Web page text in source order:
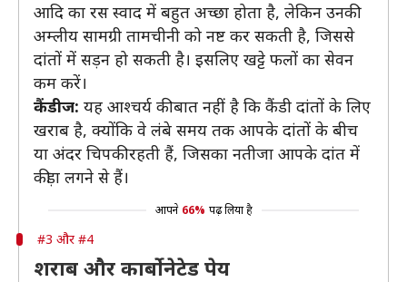
आदि का रस स्वाद में बहुत अच्छा होता है, लेकिन उनकी
अम्लीय सामग्री तामचीनी को नष्ट कर सकती है, जिससे
दांतों में सड़न हो सकती है। इसलिए खट्टे फलों का सेवन
कम करें।
कैंडीज: यह आश्चर्य की बात नहीं है कि कैंडी दांतों के लिए
खराब है, क्योंकि वे लंबे समय तक आपके दांतों के बीच
या अंदर चिपकी रहती हैं, जिसका नतीजा आपके दांत में
कीड़ा लगने से हैं।
आपने 66% पढ़ लिया है
#3 और #4
शराब और कार्बोनेटेड पेय